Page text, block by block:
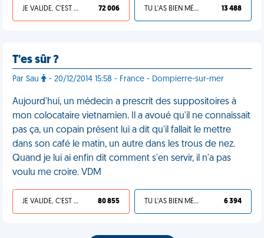
JE VALIDE, C'EST UNE VDM 72 006 TU L'AS BIEN MÉRITÉ 13 488
T'es sûr ?
Par Sau - 20/12/2014 15:58 - France - Dompierre-sur-mer
Aujourd'hui, un médecin a prescrit des suppositoires à
mon colocataire vietnamien. Il a avoué qu'il ne connaissait
pas ça, un copain présent lui a dit qu'il fallait le mettre
dans son café le matin, un autre dans les trous de nez.
Quand je lui ai enfin dit comment s'en servir, il n'a pas
voulu me croire. VDM
JE VALIDE, C'EST UNE VDM 80 855 TU L'AS BIEN MÉRITÉ 6 394